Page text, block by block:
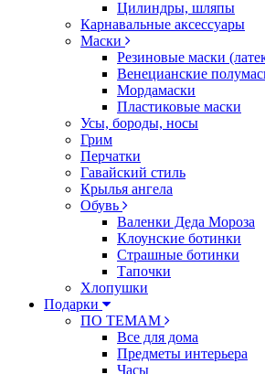
Цилиндры, шляпы
Карнавальные аксессуары
Маски
Резиновые маски
Венецианские
Мордамаски
Пластиковые маски
Усы, бороды, носы
Грим
Перчатки
Гавайский стиль
Крылья ангела
Обувь
Валенки Деда Мороза
Клоунские ботинки
Страшные ботинки
Тапочки
Хлопушки
Подарки
ПО ТЕМАМ
Все для дома
Предметы интерьера
Часы